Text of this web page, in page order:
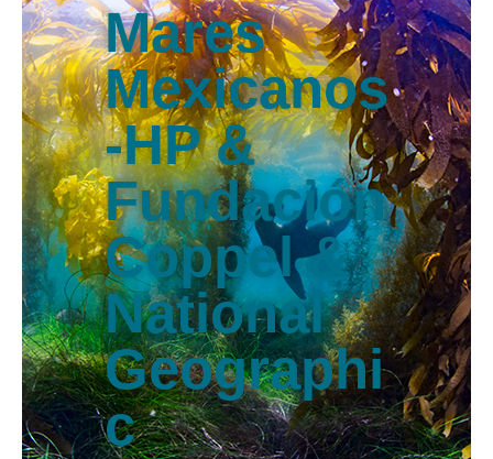
Mares
Mexicanos
-HP &
Fundación
Coppel &
National
Geographi
c